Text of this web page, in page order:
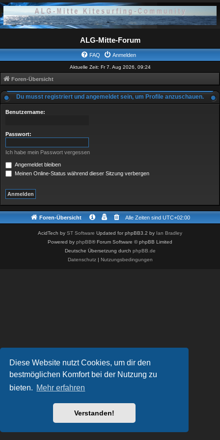
Diese Website nutzt Cookies, um dir den
bestmöglichen Komfort bei der Nutzung zu
bieten. Mehr erfahren
Verstanden!
ALG-Mitte-Forum
FAQ Anmelden
Aktuelle Zeit: Fr 7. Aug 2026, 09:24
Foren-Übersicht
Du musst registriert und angemeldet sein, um Profile anzuschauen.
Benutzername:
Passwort:
Ich habe mein Passwort vergessen
Angemeldet bleiben
Meinen Online-Status während dieser Sitzung verbergen
Foren-Übersicht Alle Zeiten sind UTC+02:00
AcidTech by ST Software Updated for phpBB3.2 by Ian Bradley
Powered by phpBB® Forum Software © phpBB Limited
Deutsche Übersetzung durch phpBB.de
Datenschutz| Nutzungsbedingungen